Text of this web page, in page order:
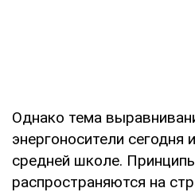
Однако тема
энергоносители сегодня
средней школе.
распространяются на